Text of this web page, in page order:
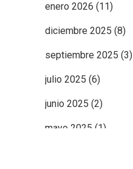
enero 2026 (11)
diciembre 2025 (8)
septiembre 2025 (3)
julio 2025 (6)
junio 2025 (2)
mayo 2025 (1)